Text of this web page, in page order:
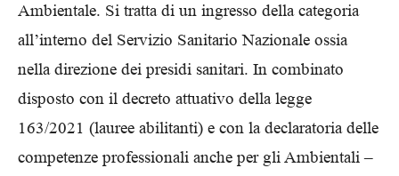
Ambientale. Si tratta di un ingresso della categoria
all’interno del Servizio Sanitario Nazionale ossia
nella direzione dei presidi sanitari. In combinato
disposto con il decreto attuativo della legge
163/2021 (lauree abilitanti) e con la declaratoria delle
competenze professionali anche per gli Ambientali –